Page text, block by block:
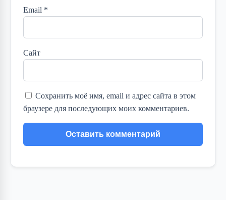
Email *
Сайт
Сохранить моё имя, email и адрес сайта в этом
браузере для последующих моих комментариев.